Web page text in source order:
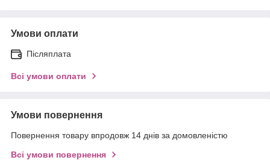
Умови оплати
Післяплата
Всі умови оплати
Умови повернення
Повернення товару впродовж 14 днів за домовленістю
Всі умови повернення